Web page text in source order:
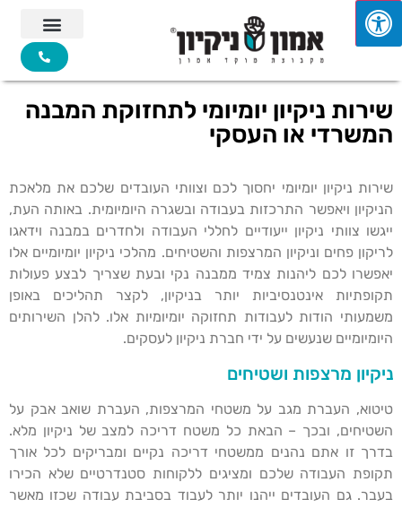
שירות ניקיון יומיומי לתחזוקת המבנה
המשרדי או העסקי
שירות ניקיון יומיומי יחסוך לכם וצוותי העובדים שלכם את מלאכת
הניקיון ויאפשר התרכזות בעבודה ובשגרה היומיומית. באותה העת,
ייגשו צוותי ניקיון ייעודיים לחללי העבודה ולחדרים במבנה וידאגו
לריקון פחים וניקיון המרצפות והשטיחים. מהלכי ניקיון יומיומיים אלו
יאפשרו לכם ליהנות צמיד ממבנה נקי ובעת שצריך לבצע פעולות
תקופתיות אינטנסיביות יותר בניקיון, לקצר תהליכים באופן
משמעותי הודות לעבודות תחזוקה יומיומיות אלו. להלן השירותים
היומיומיים שנעשים על ידי חברת ניקיון לעסקים.
ניקיון מרצפות ושטיחים
טיטוא, העברת מגב על משטחי המרצפות, העברת שואב אבק על
השטיחים, ובכך – הבאת כל משטח דריכה למצב של ניקיון מלא.
בדרך זו אתם נהנים ממשטחי דריכה נקיים ומבריקים לכל אורך
תקופת העבודה שלכם ומציגים ללקוחות סטנדרטיים שלא הכירו
בעבר. גם העובדים ייהנו יותר לעבוד בסביבת עבודה שכזו מאשר